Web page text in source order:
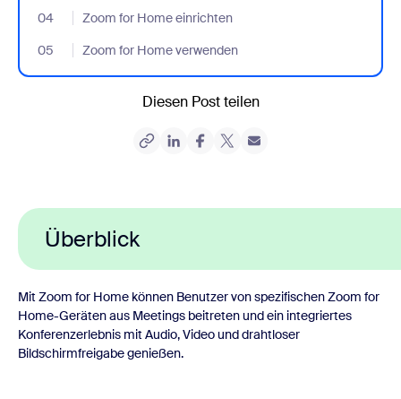
04
Zoom for Home einrichten
- Jumplink to Zoom for Home einrichten
05
Zoom for Home verwenden
- Jumplink to Zoom for Home verwenden
Diesen Post teilen
Überblick
Mit Zoom for Home können Benutzer von spezifischen Zoom for
Home-Geräten aus Meetings beitreten und ein integriertes
Konferenzerlebnis mit Audio, Video und drahtloser
Bildschirmfreigabe genießen.